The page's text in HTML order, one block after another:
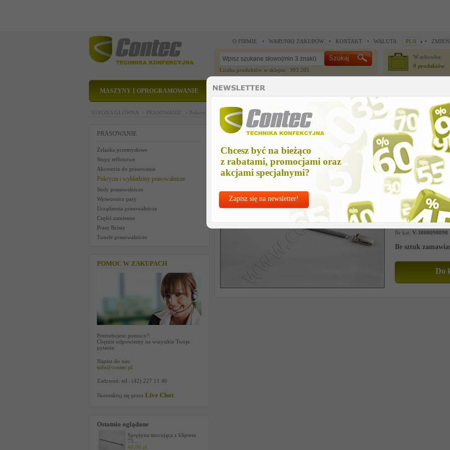
Chcesz być na bieżąco
z rabatami, promocjami oraz
akcjami specjalnymi?
Zapisz się na newsletter!
O FIRMIE WARUNKI ZAKUPÓW KONTAKT WALUTA PLN
Liczba produktów w sklepie: 393 205
W schowku:
0 produktów
MASZYNY I OPROGRAMOWANIE CZĘŚCI ZAMIENNE
STRONA GŁÓWNA > PRASOWANIE > Pokrycia i wykładziny prasowalnicze > Sprężyna mocująca z klipsem 75 cm
PRASOWANIE
Żelazka przemysłowe
Stopy teflonowe
Akcesoria do prasowania
Pokrycia i wykładziny prasowalnicze
Stoły prasowalnicze
Wytwornice pary
Urządzenia prasowalnicze
Części zamienne
Prasy Brisay
Tunele prasowalnicze
POMOC W ZAKUPACH
Potrzebujesz pomocy?
Chętnie odpowiemy na wszystkie Twoje
pytania.
Napisz do nas:
info@contec.pl
Zadzwoń: tel.: (42) 227 11 40
Skontaktuj się przez Live Chat
Ostatnio oglądane
Sprężyna mocująca z klipsem
75...
40,00 zł
Sprężyna mocująca z klipsem 75 cm
Cena netto
40,00 zł
Chcesz korzystać z
Najlepsze ceny po
Nr kat: V-3000090090
Ile sztuk